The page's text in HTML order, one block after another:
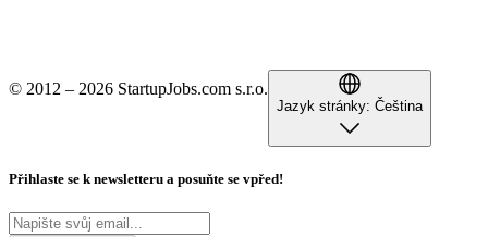
© 2012 – 2026 StartupJobs.com s.r.o.
Jazyk stránky: Čeština
Přihlaste se k newsletteru a posuňte se vpřed!